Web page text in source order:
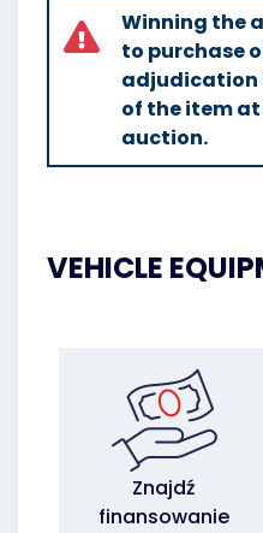
Winning the
to purchase
adjudication
of the item
auction.
VEHICLE
Znajdź
finansowanie